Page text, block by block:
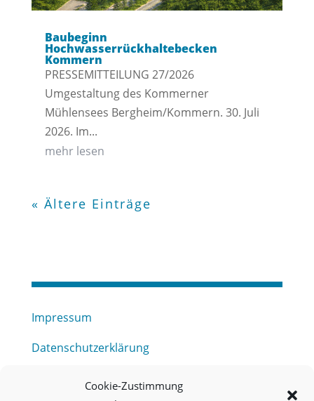
Cookie-Zustimmung
Baubeginn
Hochwasserrückhaltebecken
Kommern
PRESSEMITTEILUNG 27/2026
Umgestaltung des Kommerner
Mühlensees Bergheim/Kommern. 30. Juli
2026. Im...
mehr lesen
« Ältere Einträge
Impressum
Datenschutzerklärung
Haftungsausschluss